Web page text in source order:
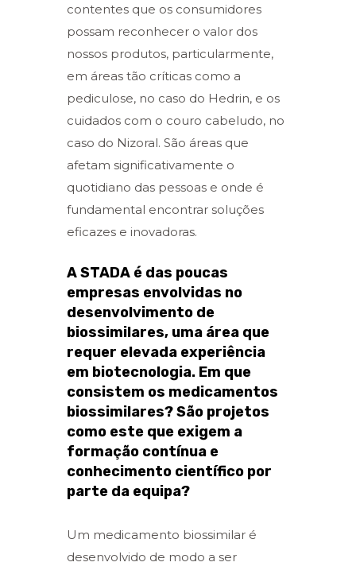
contentes que os consumidores
possam reconhecer o valor dos
nossos produtos, particularmente,
em áreas tão críticas como a
pediculose, no caso do Hedrin, e os
cuidados com o couro cabeludo, no
caso do Nizoral. São áreas que
afetam significativamente o
quotidiano das pessoas e onde é
fundamental encontrar soluções
eficazes e inovadoras.
A STADA é das poucas
empresas envolvidas no
desenvolvimento de
biossimilares, uma área que
requer elevada experiência
em biotecnologia. Em que
consistem os medicamentos
biossimilares? São projetos
como este que exigem a
formação contínua e
conhecimento científico por
parte da equipa?
Um medicamento biossimilar é
desenvolvido de modo a ser